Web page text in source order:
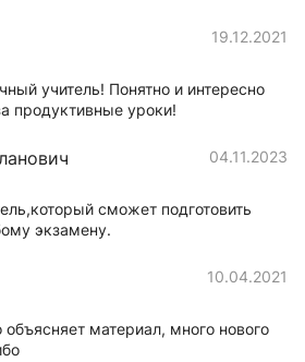
19.12.2021
учитель! Понятно и интересно
продуктивные уроки!
04.11.2023
сможет подготовить
экзамену.
10.04.2021
материал, много нового